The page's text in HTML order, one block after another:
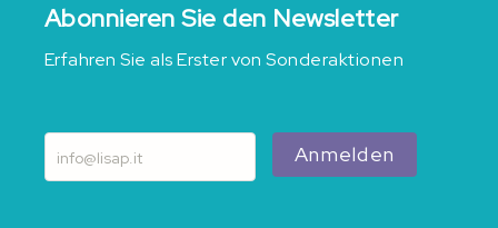
Abonnieren Sie den Newsletter
Erfahren Sie als Erster von Sonderaktionen
Anmelden